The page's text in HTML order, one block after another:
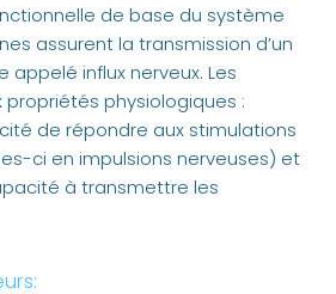
de base du système
assurent la transmission d’un
appelé influx nerveux. Les
physiologiques :
de répondre aux stimulations
ci en impulsions nerveuses) et
à transmettre les